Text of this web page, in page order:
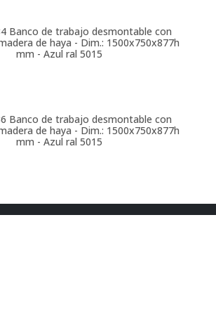
Banco de trabajo desmontable con
de haya - Dim.: 1500x750x877h
mm - Azul ral 5015
Banco de trabajo desmontable con
de haya - Dim.: 1500x750x877h
mm - Azul ral 5015